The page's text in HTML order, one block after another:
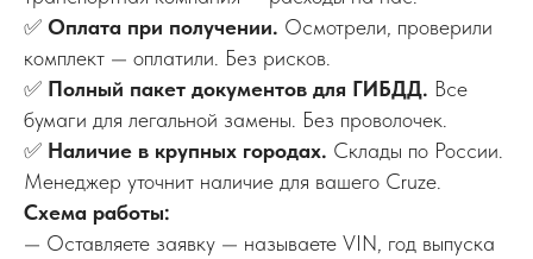
✅ Оплата при получении. Осмотрели, проверили
комплект — оплатили. Без рисков.
✅ Полный пакет документов для ГИБДД. Все
бумаги для легальной замены. Без проволочек.
✅ Наличие в крупных городах. Склады по России.
Менеджер уточнит наличие для вашего Cruze.
Схема работы:
— Оставляете заявку — называете VIN, год выпуска